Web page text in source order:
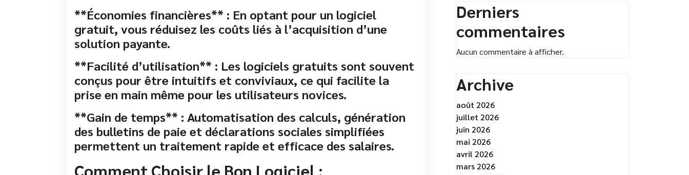
**Économies financières** : En optant pour un logiciel
gratuit, vous réduisez les coûts liés à l’acquisition d’une
solution payante.
**Facilité d’utilisation** : Les logiciels gratuits sont souvent
conçus pour être intuitifs et conviviaux, ce qui facilite la
prise en main même pour les utilisateurs novices.
**Gain de temps** : Automatisation des calculs, génération
des bulletins de paie et déclarations sociales simplifiées
permettent un traitement rapide et efficace des salaires.
Comment Choisir le Bon Logiciel :
Derniers
commentaires
Aucun commentaire à afficher.
Archive
août 2026
juillet 2026
juin 2026
mai 2026
avril 2026
mars 2026